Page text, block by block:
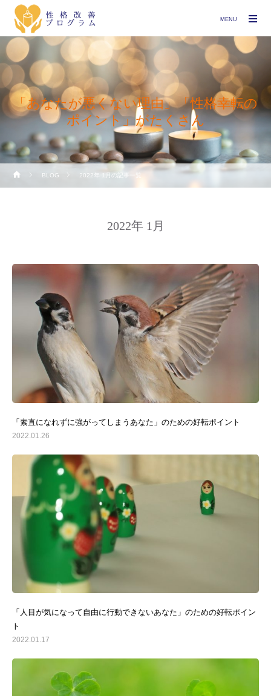
「あなたが悪くない理由」「性格幸転の
ポイント」がたくさん
BLOG 2022年 1月の記事一覧
2022年 1月
「素直になれずに強がってしまうあなた」のための好転ポイント
2022.01.26
「人目が気になって自由に行動できないあなた」のための好転ポイン
ト
2022.01.17
MENU